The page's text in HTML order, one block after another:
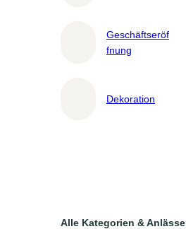
Geschäftseröf
fnung
Dekoration
Alle Kategorien & Anlässe